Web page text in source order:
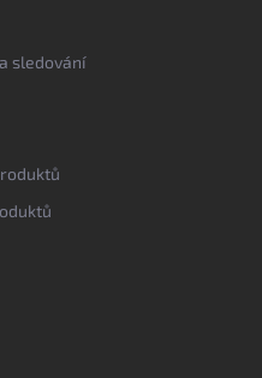
sledování